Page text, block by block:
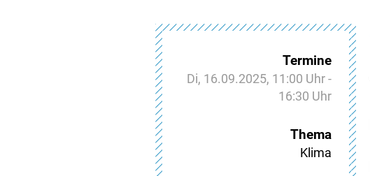
Termine
Di, 16.09.2025, 11:00 Uhr -
16:30 Uhr
Thema
Klima